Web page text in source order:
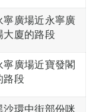
寧廣場近永寧廣
大廈的路段
寧廣場近寶發閣
路段
沙環中街部份咪